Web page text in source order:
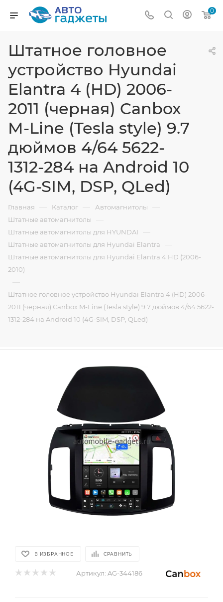
0
Штатное головное
устройство Hyundai
Elantra 4 (HD) 2006-
2011 (черная) Canbox
M-Line (Tesla style) 9.7
дюймов 4/64 5622-
1312-284 на Android 10
(4G-SIM, DSP, QLed)
Главная — Каталог — Автомагнитолы —
Штатные автомагнитолы —
Штатные автомагнитолы для HYUNDAI —
Штатные автомагнитолы для Hyundai Elantra —
Штатные автомагнитолы для Hyundai Elantra 4 HD (2006-
2010)
—
Штатное головное устройство Hyundai Elantra 4 (HD) 2006-
2011 (черная) Canbox M-Line (Tesla style) 9.7 дюймов 4/64 5622-
1312-284 на Android 10 (4G-SIM, DSP, QLed)
В ИЗБРАННОЕ СРАВНИТЬ
Артикул: AG-344186